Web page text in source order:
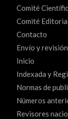
Comité
Comité
Contacto
Envío y
Inicio
Indexada y
Normas de
Números
Revisores